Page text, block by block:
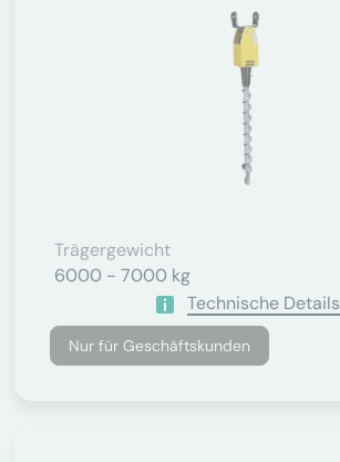
Trägergewicht
6000 - 7000 kg
Technische Details
Nur für Geschäftskunden